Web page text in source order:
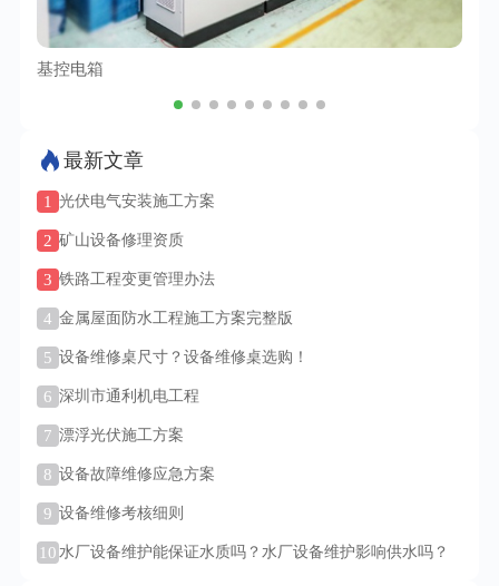
基控电箱
最新文章
1 光伏电气安装施工方案
2 矿山设备修理资质
3 铁路工程变更管理办法
4 金属屋面防水工程施工方案完整版
5 设备维修桌尺寸？设备维修桌选购！
6 深圳市通利机电工程
7 漂浮光伏施工方案
8 设备故障维修应急方案
9 设备维修考核细则
10 水厂设备维护能保证水质吗？水厂设备维护影响供水吗？